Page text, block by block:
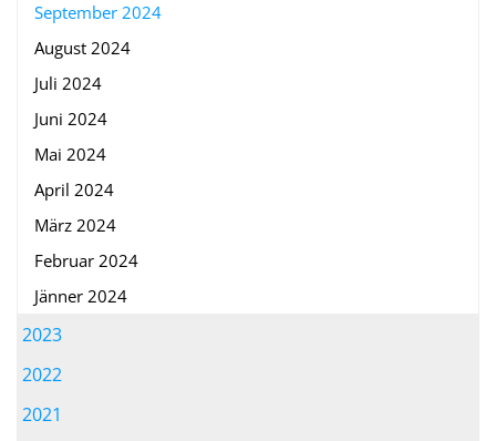
September 2024
August 2024
Juli 2024
Juni 2024
Mai 2024
April 2024
März 2024
Februar 2024
Jänner 2024
2023
2022
2021